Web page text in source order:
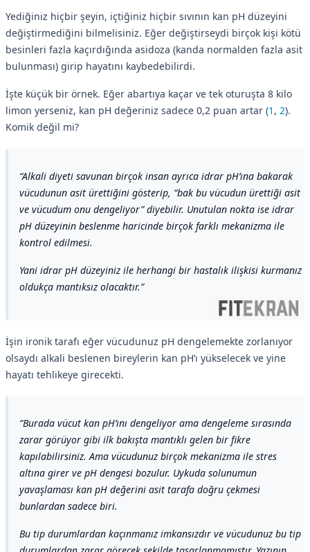
Yediğiniz hiçbir şeyin, içtiğiniz hiçbir sıvının kan pH düzeyini
değiştirmediğini bilmelisiniz. Eğer değiştirseydi birçok kişi kötü
besinleri fazla kaçırdığında asidoza (kanda normalden fazla asit
bulunması) girip hayatını kaybedebilirdi.
İşte küçük bir örnek. Eğer abartıya kaçar ve tek oturuşta 8 kilo
limon yerseniz, kan pH değeriniz sadece 0,2 puan artar (1 , 2).
Komik değil mi?
Alkali diyeti savunan birçok insan ayrıca idrar pH’ına bakarak
vücudunun asit ürettiğini gösterip, “bak bu vücudun ürettiği asit
ve vücudum onu dengeliyor” diyebilir. Unutulan nokta ise idrar
pH düzeyinin beslenme haricinde birçok farklı mekanizma ile
kontrol edilmesi.
Yani idrar pH düzeyiniz ile herhangi bir hastalık ilişkisi kurmanız
oldukça mantıksız olacaktır.
İşin ironik tarafı eğer vücudunuz pH dengelemekte zorlanıyor
olsaydı alkali beslenen bireylerin kan pH’ı yükselecek ve yine
hayatı tehlikeye girecekti.
Burada vücut kan pH’ını dengeliyor ama dengeleme sırasında
zarar görüyor gibi ilk bakışta mantıklı gelen bir fikre
kapılabilirsiniz. Ama vücudunuz birçok mekanizma ile stres
altına girer ve pH dengesi bozulur. Uykuda solunumun
yavaşlaması kan pH değerini asit tarafa doğru çekmesi
bunlardan sadece biri.
Bu tip durumlardan kaçınmanız imkansızdır ve vücudunuz bu tip